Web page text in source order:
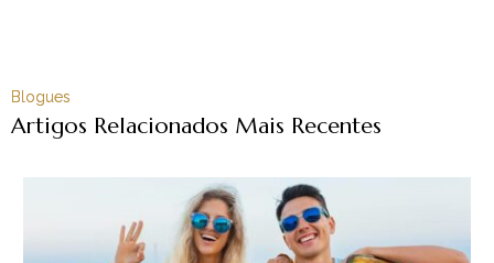
Blogues
Artigos Relacionados Mais Recentes